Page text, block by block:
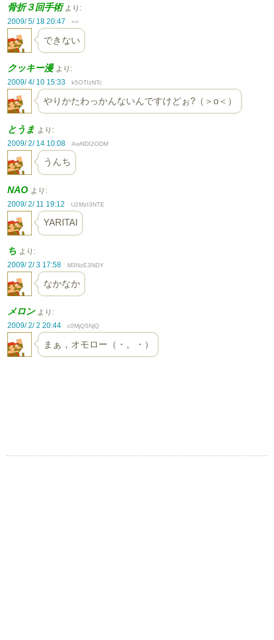
骨折３回手術 より:
2009/ 5/ 18 20:47
==
できない
クッキー漫 より:
2009/ 4/ 10 15:33
k5OTIzNTc
やりかたわっかんないんですけどぉ?（＞o＜）
とうま より:
2009/ 2/ 14 10:08
AwNDI2ODM
うんち
NAO より:
2009/ 2/ 11 19:12
U2MzI3NTE
YARITAI
ち より:
2009/ 2/ 3 17:58
M3NzE3NDY
なかなか
メロン より:
2009/ 2/ 2 20:44
c0MjQ5NjQ
まぁ，オモロー（・。・）